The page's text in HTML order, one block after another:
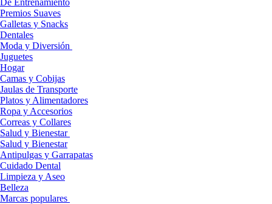
De Entrenamiento
Premios Suaves
Galletas y Snacks
Dentales
Moda y Diversión
Juguetes
Hogar
Camas y Cobijas
Jaulas de Transporte
Platos y Alimentadores
Ropa y Accesorios
Correas y Collares
Salud y Bienestar
Salud y Bienestar
Antipulgas y Garrapatas
Cuidado Dental
Limpieza y Aseo
Belleza
Marcas populares